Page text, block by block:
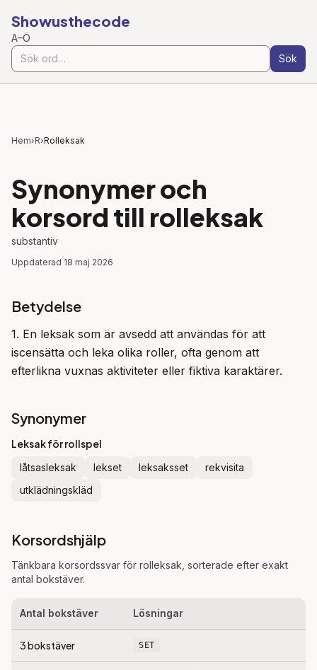
Showusthecode
A–Ö
Sök
Hem›R›Rolleksak
Synonymer och
korsord till rolleksak
substantiv
Uppdaterad 18 maj 2026
Betydelse
1. En leksak som är avsedd att användas för att
iscensätta och leka olika roller, ofta genom att
efterlikna vuxnas aktiviteter eller fiktiva karaktärer.
Synonymer
Leksak för rollspel
låtsasleksak lekset leksaksset
rekvisita
utklädningskläd
Korsordshjälp
Tänkbara korsordssvar för rolleksak , sorterade efter exakt
antal bokstäver.
Antal bokstäver Lösningar
3bokstäver SET